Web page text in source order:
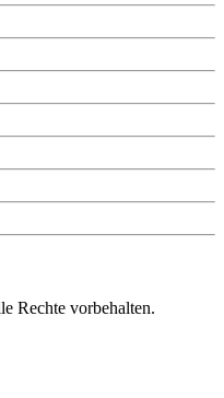
Rechte vorbehalten.